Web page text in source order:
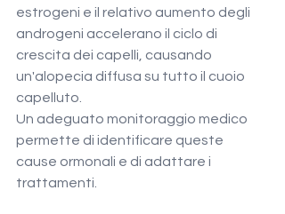
estrogeni e il relativo aumento degli
androgeni accelerano il ciclo di
crescita dei capelli, causando
un'alopecia diffusa su tutto il cuoio
capelluto.
Un adeguato monitoraggio medico
permette di identificare queste
cause ormonali e di adattare i
trattamenti.